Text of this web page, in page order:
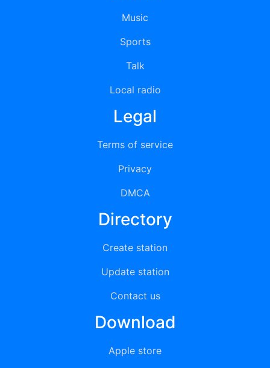
Music
Sports
Talk
Local radio
Legal
Terms of service
Privacy
DMCA
Directory
Create station
Update station
Contact us
Download
Apple store